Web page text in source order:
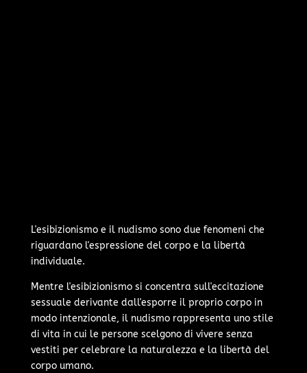
L'esibizionismo e il nudismo sono due fenomeni che
riguardano l'espressione del corpo e la libertà
individuale.
Mentre l'esibizionismo si concentra sull'eccitazione
sessuale derivante dall'esporre il proprio corpo in
modo intenzionale, il nudismo rappresenta uno stile
di vita in cui le persone scelgono di vivere senza
vestiti per celebrare la naturalezza e la libertà del
corpo umano.